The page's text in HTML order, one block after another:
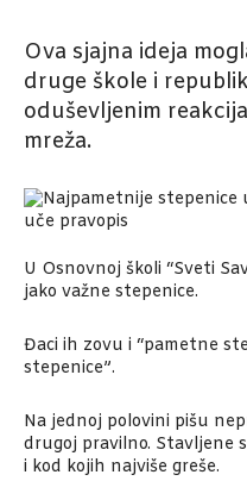
Ova sjajna ideja
druge škole i
oduševljenim
mreža.
U Osnovnoj školi “Sveti
jako važne stepenice.
Đaci ih zovu i “pametne
stepenice”.
Na jednoj polovini pišu
drugoj pravilno. Stavljene
i kod kojih najviše greše.